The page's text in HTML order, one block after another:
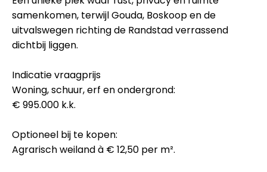
samenkomen, terwijl Gouda, Boskoop en de
uitvalswegen richting de Randstad verrassend
dichtbij liggen.
Indicatie vraagprijs
Woning, schuur, erf en ondergrond:
€ 995.000 k.k.
Optioneel bij te kopen:
Agrarisch weiland à € 12,50 per m².